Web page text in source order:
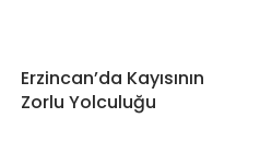
Erzincan’da Kayısının
Zorlu Yolculuğu